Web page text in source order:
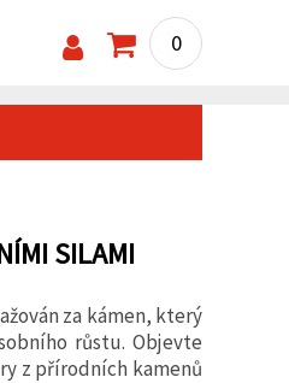
0
SILAMI
za kámen, který
růstu. Objevte
z přírodních kamenů